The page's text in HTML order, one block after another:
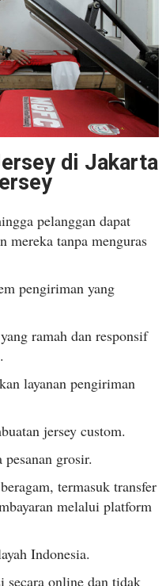
di Jakarta
pelanggan dapat
mereka tanpa menguras
pengiriman yang
ramah dan responsif
layanan pengiriman
jersey custom.
grosir.
termasuk transfer
melalui platform
Indonesia.
secara online dan tidak